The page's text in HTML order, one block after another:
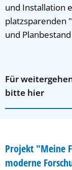
und Installation
platzsparenden
und
Für
bitte hier
Projekt "Meine
moderne